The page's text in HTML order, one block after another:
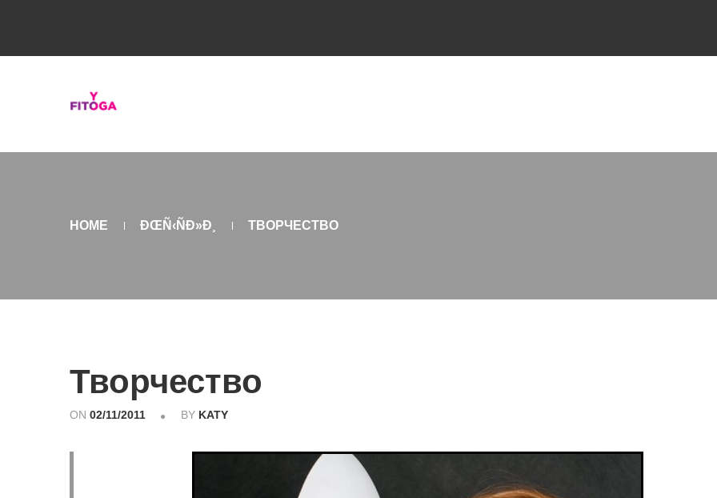
HOME ÐŒÑ‹ÑÐ»Ð¸ ТВОРЧЕСТВО
Творчество
ON 02/11/2011 BY KATY